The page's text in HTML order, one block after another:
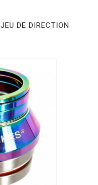
JEU DE DIRECTION